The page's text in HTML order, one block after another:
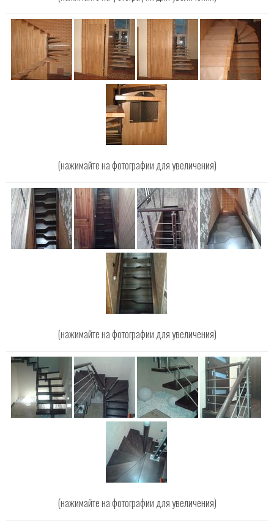
(нажимайте на фотографии для увеличения)
(нажимайте на фотографии для увеличения)
(нажимайте на фотографии для увеличения)